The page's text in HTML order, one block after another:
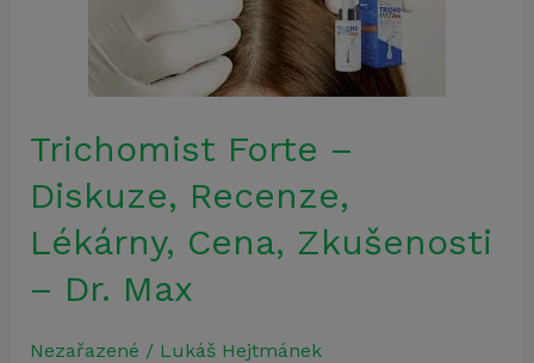
Trichomist Forte –
Diskuze, Recenze,
Lékárny, Cena, Zkušenosti
– Dr. Max
Nezařazené / Lukáš Hejtmánek
Recenze,
Lékárny,
Zkušenosti
–
Max